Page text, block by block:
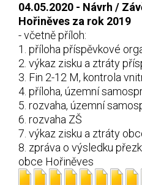
04.05.2020 - Návrh /
Hořiněves za rok 2019
- včetně příloh:
1. příloha příspěvkové
2. výkaz zisku a ztráty
3. Fin 2-12 M, kontrola
4. příloha, územní
5. rozvaha, územní
6. rozvaha ZŠ
7. výkaz zisku a ztráty
8. zpráva o výsledku
obce Hořiněves